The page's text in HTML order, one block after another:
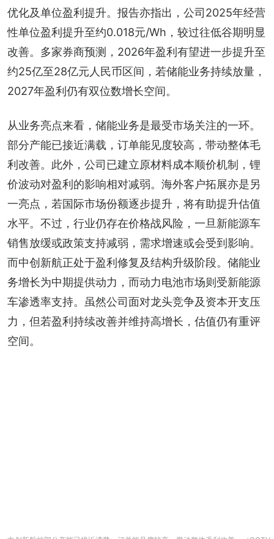
优化及单位盈利提升。报告亦指出，公司2025年经营
性单位盈利提升至约0.018元/Wh，较过往低谷期明显
改善。多家券商预测，2026年盈利有望进一步提升至
约25亿至28亿元人民币区间，若储能业务持续放量，
2027年盈利仍有双位数增长空间。
从业务亮点来看，储能业务是最受市场关注的一环。
部分产能已接近满载，订单能见度较高，带动整体毛
利改善。此外，公司已建立原材料成本顺价机制，锂
价波动对盈利的影响相对减弱。海外客户拓展亦是另
一亮点，若国际市场份额逐步提升，将有助提升估值
水平。不过，行业仍存在价格战风险，一旦新能源车
销售放缓或政策支持减弱，需求增速或会受到影响。
而中创新航正处于盈利修复及结构升级阶段。储能业
务增长为中期提供动力，而动力电池市场则受新能源
车渗透率支持。虽然公司面对龙头竞争及资本开支压
力，但若盈利持续改善并维持高增长，估值仍有重评
空间。